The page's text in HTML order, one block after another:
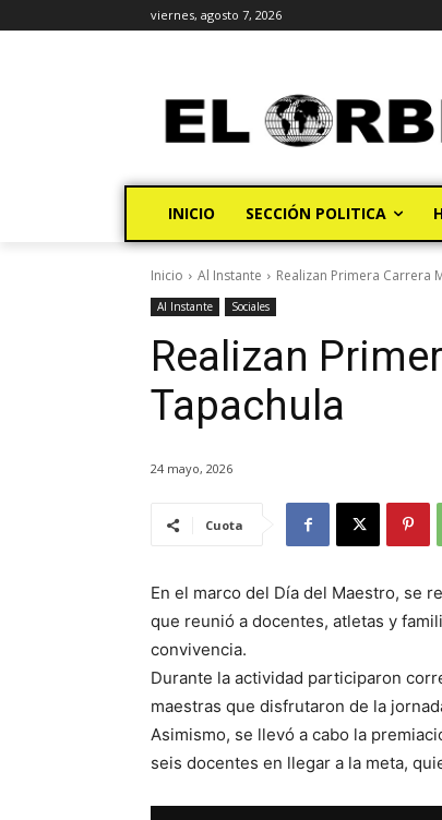
viernes, agosto 7, 2026
INICIO SECCIÓN POLITICA
Inicio Al Instante Realizan Primera Carrera
Al Instante Sociales
Realizan
Tapachula
24 mayo, 2026
Cuota
En el marco del Día del Maestro, se
que reunió a docentes, atletas y
convivencia.
Durante la actividad participaron
maestras que disfrutaron de la
Asimismo, se llevó a cabo la
seis docentes en llegar a la meta,